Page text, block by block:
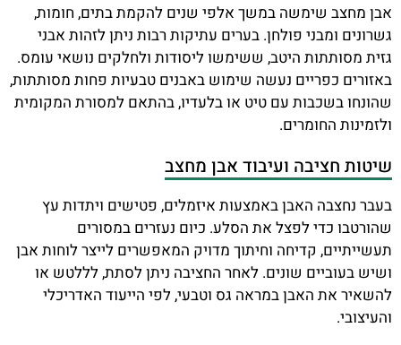
אבן מחצב שימשה במשך אלפי שנים להקמת בתים, חומות,
גשרונים ומבני פולחן. בערים עתיקות רבות ניתן לזהות אבני
גזית מסותתות היטב, ששימשו ליסודות ולחלקים נושאי עומס.
באזורים כפריים נעשה שימוש באבנים טבעיות פחות מסותתות,
שהונחו בשכבות עם טיט או בלעדיו, בהתאם למסורת המקומית
ולזמינות החומרים.
שיטות חציבה ועיבוד אבן מחצב
בעבר נחצבה האבן באמצעות איזמלים, פטישים ויתדות עץ
שהורטבו כדי לפצל את הסלע. כיום נעזרים במסורים
תעשייתיים, קדיחה וחיתוך מדויק המאפשרים לייצר לוחות אבן
ושיש בעוביים שונים. לאחר החציבה ניתן לסתת, לללטש או
להשאיר את האבן במראה גס וטבעי, לפי הייעוד האדריכלי
והעיצובי.